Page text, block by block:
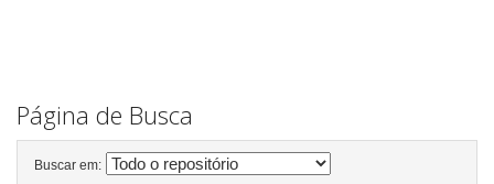
Página de Busca
Buscar em: